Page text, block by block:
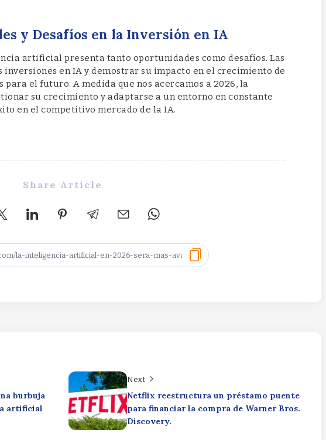
y Desafíos en la Inversión en IA
artificial presenta tanto oportunidades como desafíos. Las
en IA y demostrar su impacto en el crecimiento de
el futuro. A medida que nos acercamos a 2026, la
su crecimiento y adaptarse a un entorno en constante
en el competitivo mercado de la IA.
Share Article
burbuja
artificial
Next
Netflix reestructura un préstamo puente
para financiar la compra de Warner Bros.
Discovery.